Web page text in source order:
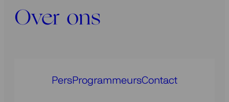
Over ons
PersProgrammeursContact